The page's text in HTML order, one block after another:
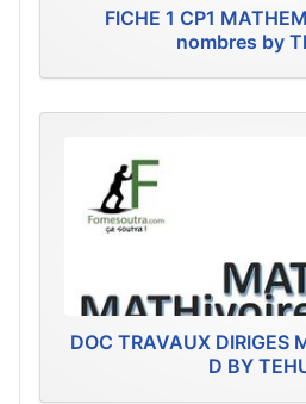
FICHE 1 CP1
nombres by
DOC TRAVAUX DIRIGES
D BY